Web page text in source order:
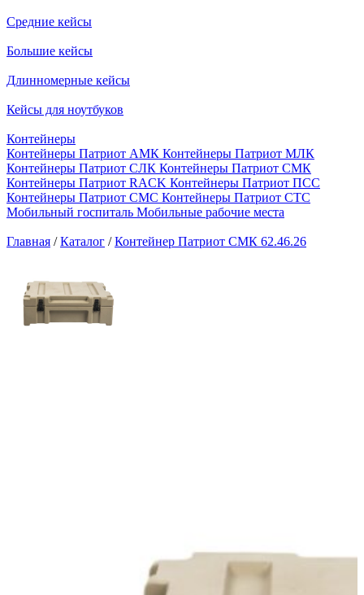
Средние кейсы
Большие кейсы
Длинномерные кейсы
Кейсы для ноутбуков
Контейнеры
Контейнеры Патриот АМК Контейнеры Патриот МЛК
Контейнеры Патриот СЛК Контейнеры Патриот СМК
Контейнеры Патриот RACK Контейнеры Патриот ПСС
Контейнеры Патриот СМС Контейнеры Патриот СТС
Мобильный госпиталь Мобильные рабочие места
Главная / Каталог / Контейнер Патриот СМК 62.46.26